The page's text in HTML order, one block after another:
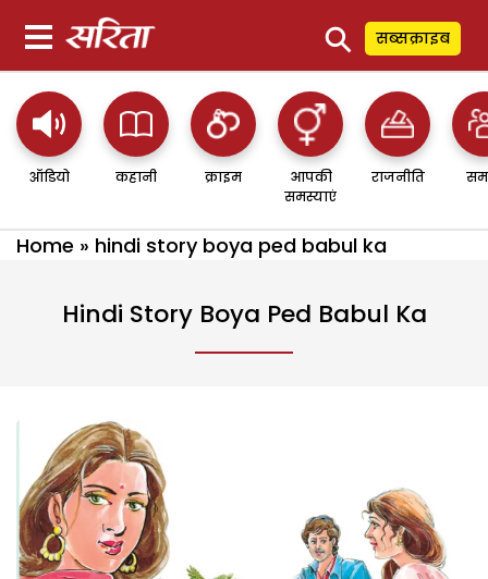
⚲ सब्सक्राइब
ऑडियो कहानी क्राइम
आपकी
समस्याएं
राजनीति
Home » hindi story boya ped babul ka
Hindi Story Boya Ped Babul Ka